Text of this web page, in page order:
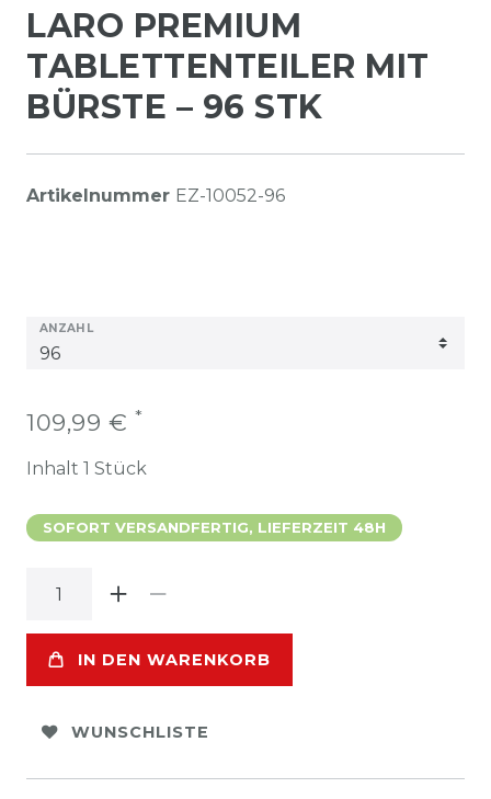
LARO PREMIUM
TABLETTENTEILER MIT
BÜRSTE – 96 STK
Artikelnummer EZ-10052-96
ANZAHL
109,99 € *
Inhalt 1 Stück
SOFORT VERSANDFERTIG, LIEFERZEIT 48H
IN DEN WARENKORB
WUNSCHLISTE